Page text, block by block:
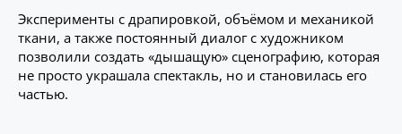
Эксперименты с драпировкой, объёмом и механикой
ткани, а также постоянный диалог с художником
позволили создать «дышащую» сценографию, которая
не просто украшала спектакль, но и становилась его
частью.